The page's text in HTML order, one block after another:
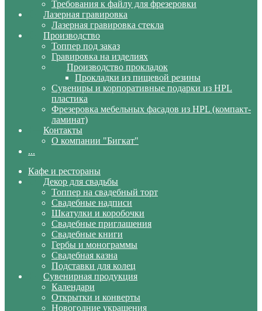
Требования к файлу для фрезеровки
Лазерная гравировка
Лазерная гравировка стекла
Производство
Топпер под заказ
Гравировка на изделиях
Производство прокладок
Прокладки из пищевой резины
Сувениры и корпоративные подарки из HPL
пластика
Фрезеровка мебельных фасадов из HPL (компакт-
ламинат)
Контакты
О компании "Бигкат"
...
Кафе и рестораны
Декор для свадьбы
Топпер на свадебный торт
Свадебные надписи
Шкатулки и коробочки
Свадебные приглашения
Свадебные книги
Гербы и монограммы
Свадебная казна
Подставки для колец
Сувенирная продукция
Календари
Открытки и конверты
Новогодние украшения